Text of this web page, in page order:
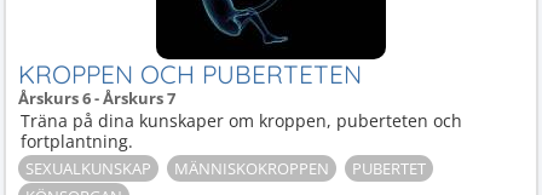
KROPPEN OCH PUBERTETEN
Årskurs 6 - Årskurs 7
Träna på dina kunskaper om kroppen, puberteten och
fortplantning.
SEXUALKUNSKAP MÄNNISKOKROPPEN
PUBERTET